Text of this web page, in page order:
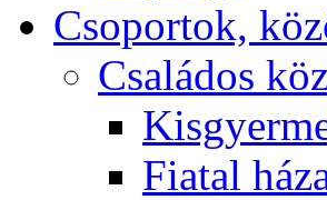
Csoportok,
Családos
Fiatal